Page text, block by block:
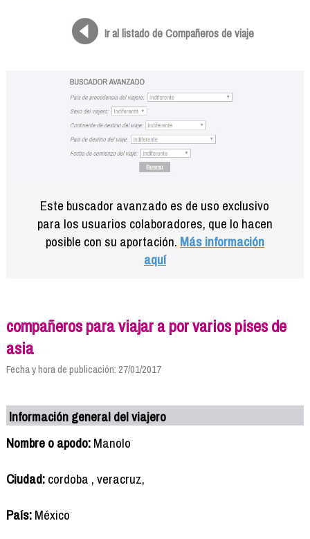
Ir al listado de Compañeros de viaje
Este buscador avanzado es de uso exclusivo
para los usuarios colaboradores, que lo hacen
posible con su aportación. Más información
aquí
compañeros para viajar a por varios pises de
asia
Fecha y hora de publicación: 27/01/2017
Información general del viajero
Nombre o apodo:Manolo
Ciudad:cordoba , veracruz,
País:México